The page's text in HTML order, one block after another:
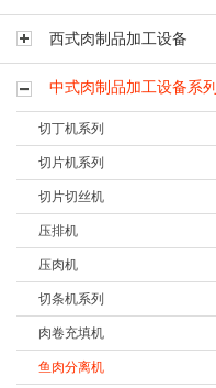
西式肉制品加工设备
中式肉制品加工设备系列
切丁机系列
切丁机BQDJ-I
切丁机BQDJ-II
切片机系列
切片机BQPJ- I
切片机BQPJ- II
切片机 BQPJ-III
切片机BQPJ-IV
切片切丝机
切片切丝机BQSJ-I
压排机
压排机BYPJ-400
压排机BYPJ-600
压肉机
压肉机BYRJ-I
切条机系列
切条机BQTJ-I
肉卷充填机
肉卷充填机BRJJ-I
鱼肉分离机